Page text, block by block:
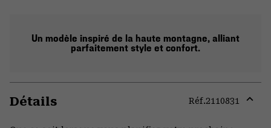
Un modèle inspiré de la haute montagne, alliant
parfaitement style et confort.
Détails Réf.2110831